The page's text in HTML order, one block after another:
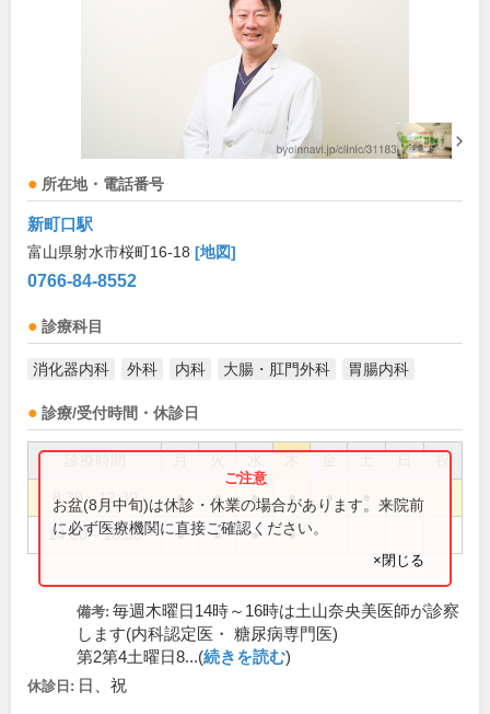
所在地・電話番号
新町口駅
富山県射水市桜町16-18 [地図]
0766-84-8552
診療科目
消化器内科 外科 内科 大腸・肛門外科 胃腸内科
診療/受付時間・休診日
祝
8:30～12:30 ● ● ● ● ●
14:00～18:30 ● ● ● ●
お盆(8月中旬)は休診・休業の場合があります。来院前
に必ず医療機関に直接ご確認ください。
×閉じる
備考: 毎週木曜日14時～16時は土山奈央美医師が診察
します(内科認定医・ 糖尿病専門医)
第2第4土曜日8...(続きを読む)
休診日: 日、祝